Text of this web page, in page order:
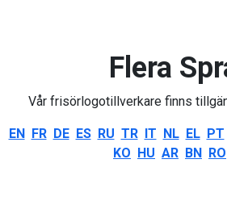
Flera
Vår frisörlogotillverkare finns
EN FR DE ES RU TR IT NL EL PT
KO HU AR BN RO